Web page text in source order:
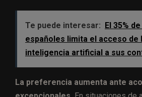
Te puede interesar: El 35%
españoles limita el acceso de
inteligencia artificial a sus
La preferencia aumenta ante